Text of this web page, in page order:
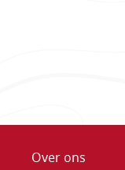
Over ons